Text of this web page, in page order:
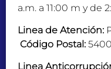
a.m. a 11:00 m y de
Linea de Atención:
Código Postal:
Linea